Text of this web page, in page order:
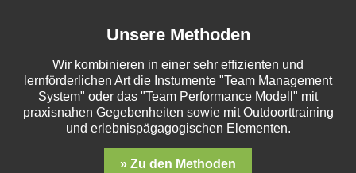
Unsere Methoden
Wir kombinieren in einer sehr effizienten und
lernförderlichen Art die Instumente "Team Management
System" oder das "Team Performance Modell" mit
praxisnahen Gegebenheiten sowie mit Outdoorttraining
und erlebnispägagogischen Elementen.
» Zu den Methoden